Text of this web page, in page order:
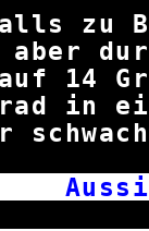
zu
aber
auf 14
in